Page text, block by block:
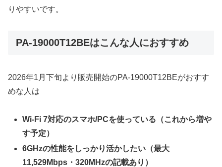
りやすいです。
PA-19000T12BEはこんな人におすすめ
2026年1月下旬より販売開始のPA-19000T12BEがおすす
めな人は
Wi-Fi 7対応のスマホ/PCを使っている（これから増や
す予定）
6GHzの性能をしっかり活かしたい（最大
11,529Mbps・320MHzの記載あり）